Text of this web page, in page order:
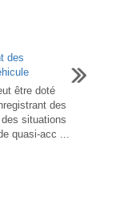
des
être doté
des
situations
quasi-acc ...